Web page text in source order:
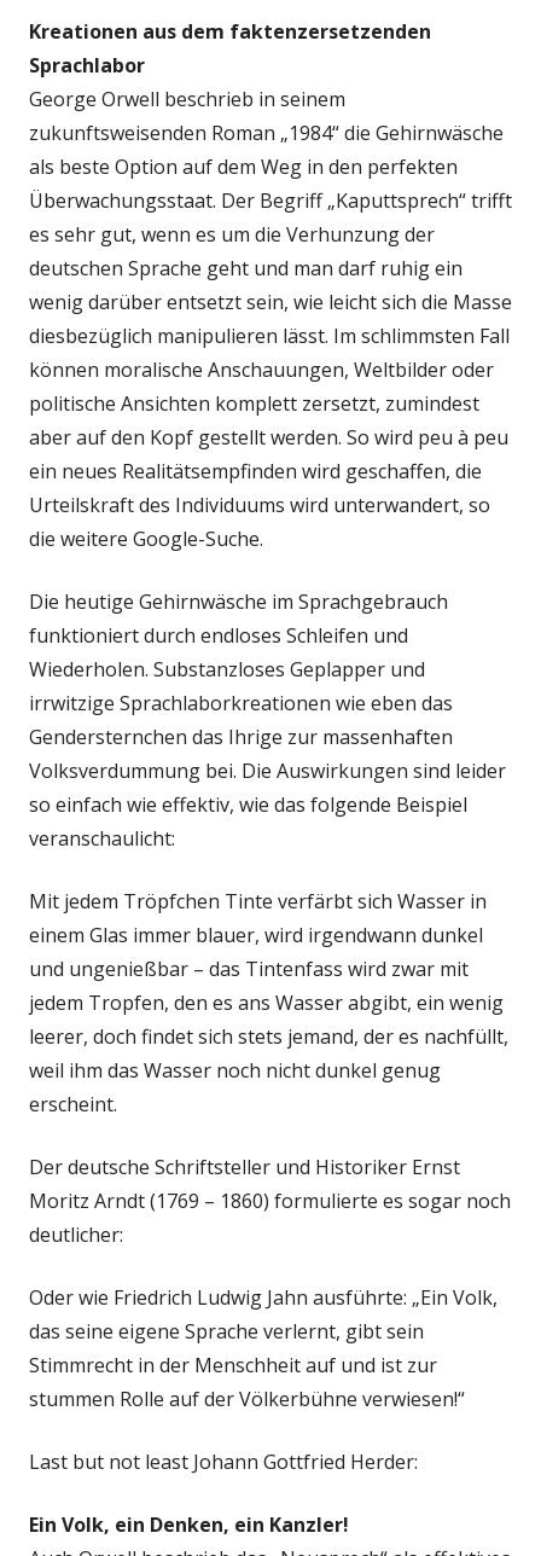
Kreationen aus dem faktenzersetzenden
Sprachlabor
George Orwell beschrieb in seinem
zukunftsweisenden Roman „1984“ die Gehirnwäsche
als beste Option auf dem Weg in den perfekten
Überwachungsstaat. Der Begriff „Kaputtsprech“ trifft
es sehr gut, wenn es um die Verhunzung der
deutschen Sprache geht und man darf ruhig ein
wenig darüber entsetzt sein, wie leicht sich die Masse
diesbezüglich manipulieren lässt. Im schlimmsten Fall
können moralische Anschauungen, Weltbilder oder
politische Ansichten komplett zersetzt, zumindest
aber auf den Kopf gestellt werden. So wird peu à peu
ein neues Realitätsempfinden wird geschaffen, die
Urteilskraft des Individuums wird unterwandert, so
die weitere Google-Suche.
Die heutige Gehirnwäsche im Sprachgebrauch
funktioniert durch endloses Schleifen und
Wiederholen. Substanzloses Geplapper und
irrwitzige Sprachlaborkreationen wie eben das
Gendersternchen das Ihrige zur massenhaften
Volksverdummung bei. Die Auswirkungen sind leider
so einfach wie effektiv, wie das folgende Beispiel
veranschaulicht:
Mit jedem Tröpfchen Tinte verfärbt sich Wasser in
einem Glas immer blauer, wird irgendwann dunkel
und ungenießbar – das Tintenfass wird zwar mit
jedem Tropfen, den es ans Wasser abgibt, ein wenig
leerer, doch findet sich stets jemand, der es nachfüllt,
weil ihm das Wasser noch nicht dunkel genug
erscheint.
Der deutsche Schriftsteller und Historiker Ernst
Moritz Arndt (1769 – 1860) formulierte es sogar noch
deutlicher:
Oder wie Friedrich Ludwig Jahn ausführte: „Ein Volk,
das seine eigene Sprache verlernt, gibt sein
Stimmrecht in der Menschheit auf und ist zur
stummen Rolle auf der Völkerbühne verwiesen!“
Last but not least Johann Gottfried Herder:
Ein Volk, ein Denken, ein Kanzler!